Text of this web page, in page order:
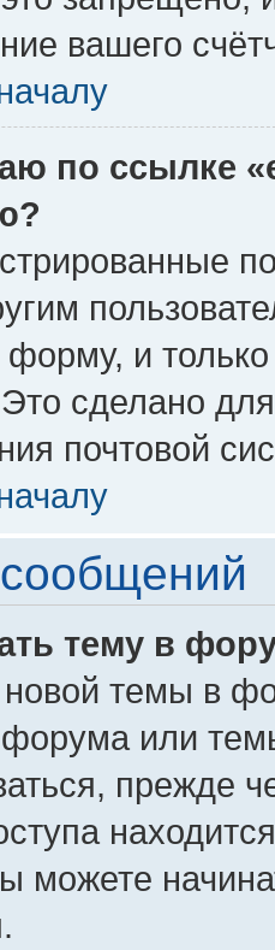
вашего
по ссылке
и
сделано
почтовой
тему в
темы в
форума или
прежде
можете